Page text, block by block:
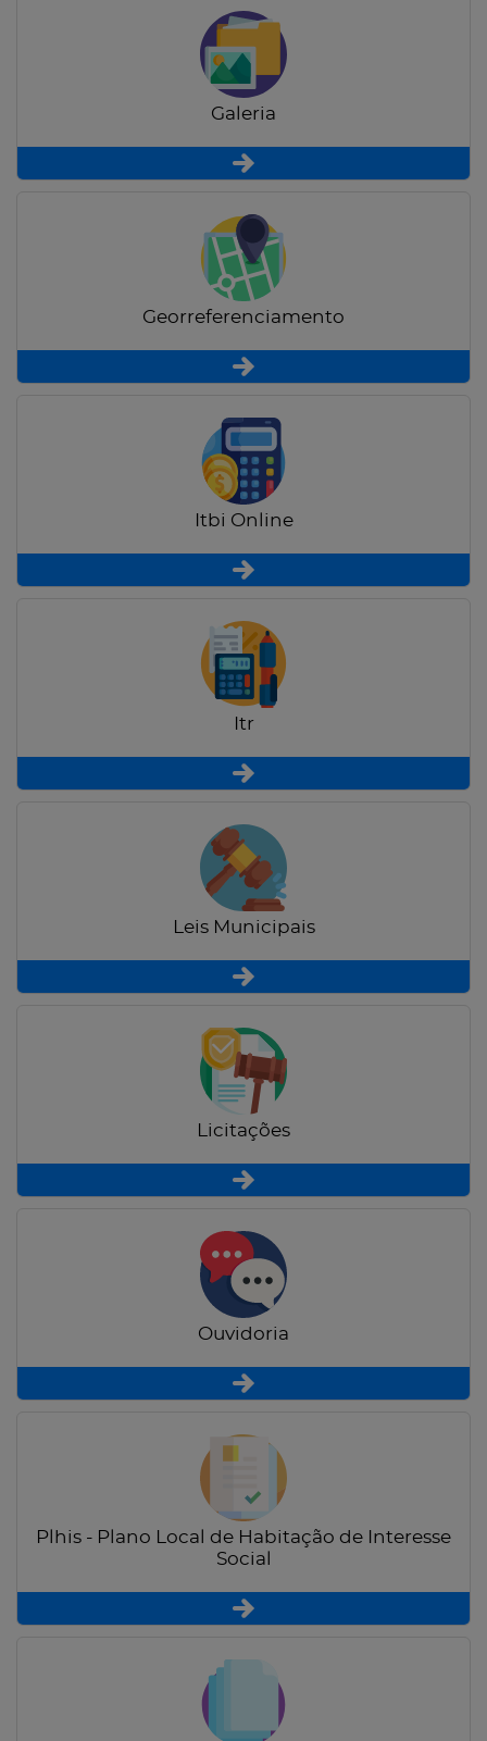
Galeria
Georreferenciamento
Itbi Online
Itr
Leis Municipais
Licitações
Ouvidoria
Plhis - Plano Local de Habitação de Interesse
Social